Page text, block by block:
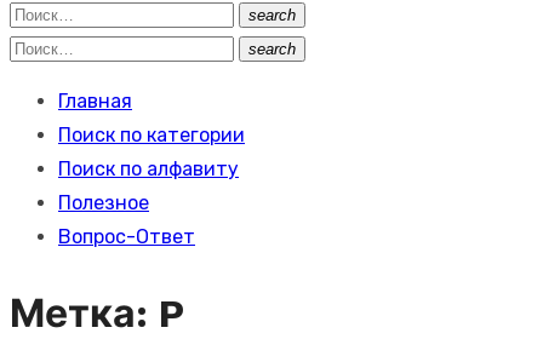
Поиск:
search
Поиск
Поиск:
search
Поиск
Главная
Поиск по категории
Поиск по алфавиту
Полезное
Вопрос-Ответ
Метка: P